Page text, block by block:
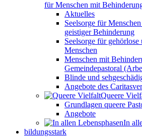
für Menschen mit
Aktuelles
Seelsorge für
geistiger Behinderung
Seelsorge für
Menschen
Menschen mit
Gemeindepastoral
Blinde und
Angebote des
Queere
Grundlagen queere
Angebote
In
bildungsstark